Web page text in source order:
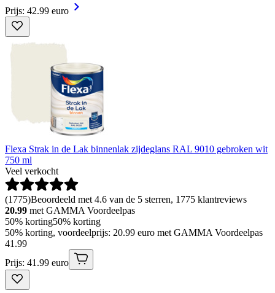
Prijs: 42.99 euro
Flexa Strak in de Lak binnenlak zijdeglans RAL 9010 gebroken wit
750 ml
Veel verkocht
(1775)Beoordeeld met 4.6 van de 5 sterren, 1775 klantreviews
20.99 met GAMMA Voordeelpas
50% korting50% korting
50% korting, voordeelprijs: 20.99 euro met GAMMA Voordeelpas
41 .99
Prijs: 41.99 euro